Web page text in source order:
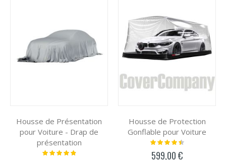
Housse de Présentation
pour Voiture - Drap de
présentation
Notation:
Housse de Protection
Gonflable pour Voiture
Notation:
599,00 €